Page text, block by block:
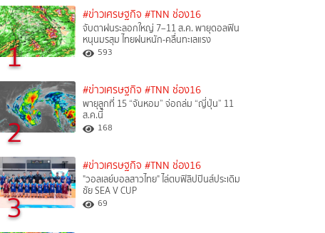
1
#ข่าวเศรษฐกิจ #TNN ช่อง16
จับตาฝนระลอกใหญ่ 7–11 ส.ค. พายุดอลฟิน
หนุนมรสุม ไทยฝนหนัก-คลื่นทะเลแรง
593
2
#ข่าวเศรษฐกิจ #TNN ช่อง16
พายุลูกที่ 15 “จันหอม” จ่อถล่ม “ญี่ปุ่น” 11
ส.ค.นี้
168
3
#ข่าวเศรษฐกิจ #TNN ช่อง16
"วอลเลย์บอลสาวไทย" ไล่ตบฟิลิปปินส์ประเดิม
ชัย SEA V CUP
69